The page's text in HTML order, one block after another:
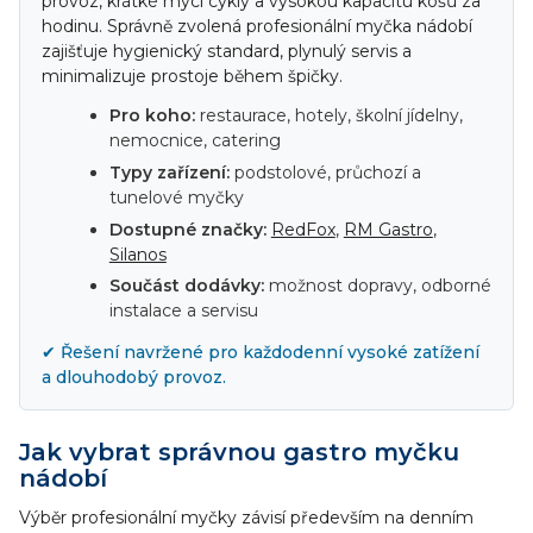
hodinu. Správně zvolená profesionální myčka nádobí
zajišťuje hygienický standard, plynulý servis a
minimalizuje prostoje během špičky.
Pro koho:restaurace, hotely, školní jídelny,
nemocnice, catering
Typy zařízení:podstolové, průchozí a
tunelové myčky
Dostupné značky: RedFox, RM Gastro,
Silanos
Součást dodávky:možnost dopravy, odborné
instalace a servisu
✔ Řešení navržené pro každodenní vysoké zatížení
a dlouhodobý provoz.
Jak vybrat správnou gastro myčku
nádobí
Výběr profesionální myčky závisí především na denním